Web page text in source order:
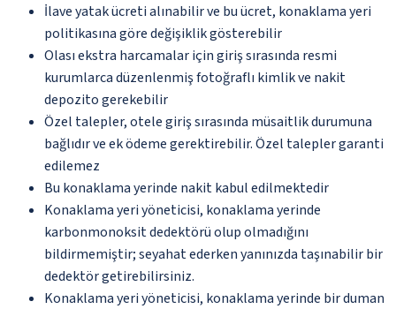
İlave yatak ücreti alınabilir ve bu ücret, konaklama yeri
politikasına göre değişiklik gösterebilir
Olası ekstra harcamalar için giriş sırasında resmi
kurumlarca düzenlenmiş fotoğraflı kimlik ve nakit
depozito gerekebilir
Özel talepler, otele giriş sırasında müsaitlik durumuna
bağlıdır ve ek ödeme gerektirebilir. Özel talepler garanti
edilemez
Bu konaklama yerinde nakit kabul edilmektedir
Konaklama yeri yöneticisi, konaklama yerinde
karbonmonoksit dedektörü olup olmadığını
bildirmemiştir; seyahat ederken yanınızda taşınabilir bir
dedektör getirebilirsiniz.
Konaklama yeri yöneticisi, konaklama yerinde bir duman